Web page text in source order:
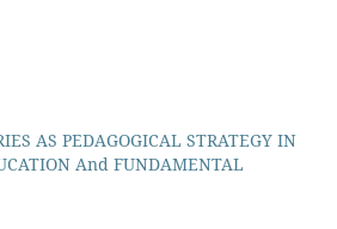
AS PEDAGOGICAL STRATEGY IN
And FUNDAMENTAL